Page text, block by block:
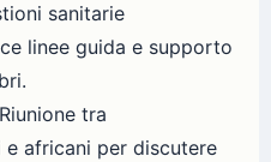
sanitarie
linee guida e supporto
Riunione tra
africani per discutere